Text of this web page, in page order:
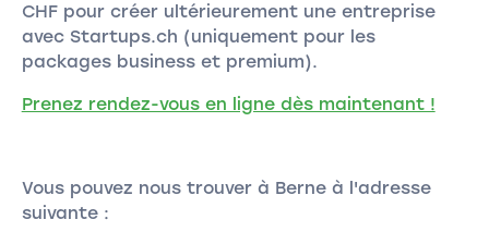
CHF pour créer ultérieurement une entreprise
avec Startups.ch (uniquement pour les
packages business et premium).
Prenez rendez-vous en ligne dès maintenant !
Vous pouvez nous trouver à Berne à l'adresse
suivante :